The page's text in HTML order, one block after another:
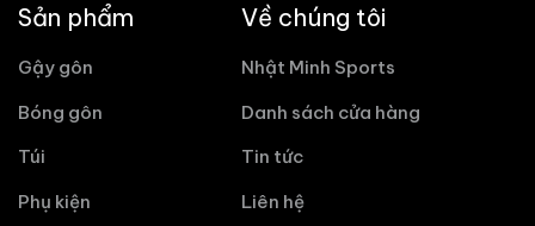
Sản phẩm
Gậy gôn
Bóng gôn
Túi
Phụ kiện
Về chúng tôi
Nhật Minh Sports
Danh sách cửa hàng
Tin tức
Liên hệ